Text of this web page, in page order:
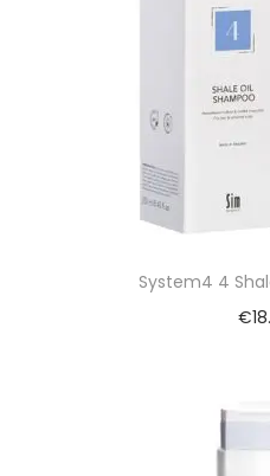
System4 4
€